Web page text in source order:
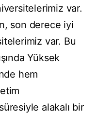
var.
son derece iyi
var. Bu
Yüksek
hem
alakalı bir